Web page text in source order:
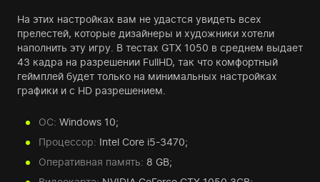
На этих настройках вам не удастся увидеть всех
прелестей, которые дизайнеры и художники хотели
наполнить эту игру. В тестах GTX 1050 в среднем выдает
43 кадра на разрешении FullHD, так что комфортный
геймплей будет только на минимальных настройках
графики и с HD разрешением.
ОС: Windows 10;
Процессор: Intel Core i5-3470;
Оперативная память: 8 GB;